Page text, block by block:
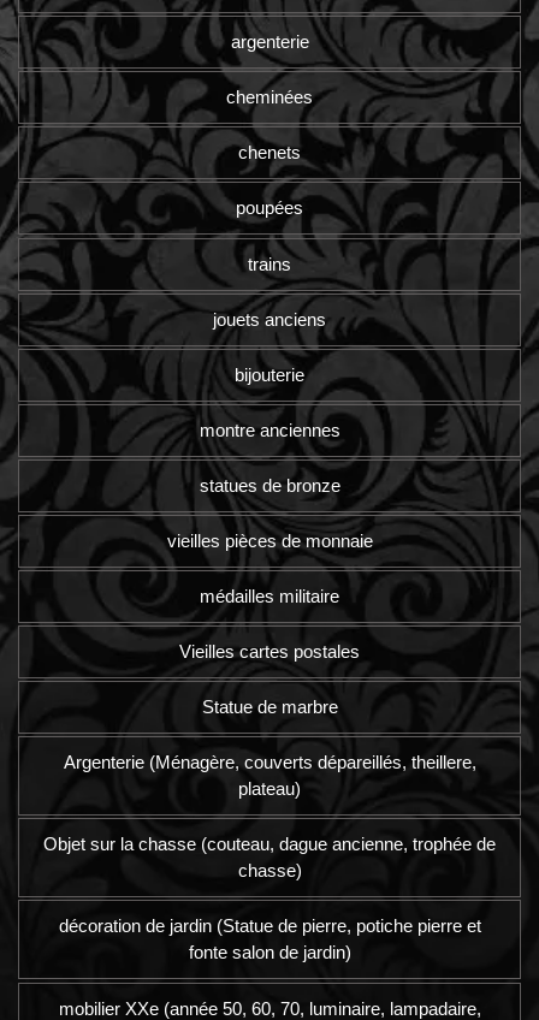
argenterie
cheminées
chenets
poupées
trains
jouets anciens
bijouterie
montre anciennes
statues de bronze
vieilles pièces de monnaie
médailles militaire
Vieilles cartes postales
Statue de marbre
Argenterie (Ménagère, couverts dépareillés, theillere,
plateau)
Objet sur la chasse (couteau, dague ancienne, trophée de
chasse)
décoration de jardin (Statue de pierre, potiche pierre et
fonte salon de jardin)
mobilier XXe (année 50, 60, 70, luminaire, lampadaire,